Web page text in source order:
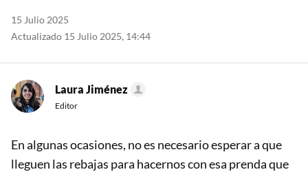
15 Julio 2025
Actualizado 15 Julio 2025, 14:44
Laura Jiménez
Editor
En algunas ocasiones, no es necesario esperar a que
lleguen las rebajas para hacernos con esa prenda que